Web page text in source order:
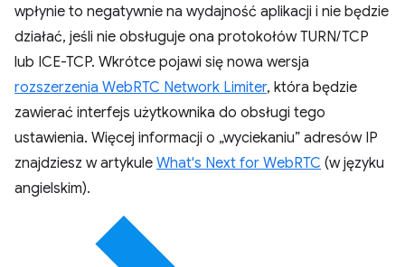
wpłynie to negatywnie na wydajność aplikacji i nie będzie
działać, jeśli nie obsługuje ona protokołów TURN/TCP
lub ICE-TCP. Wkrótce pojawi się nowa wersja
rozszerzenia WebRTC Network Limiter, która będzie
zawierać interfejs użytkownika do obsługi tego
ustawienia. Więcej informacji o „wyciekaniu” adresów IP
znajdziesz w artykule What's Next for WebRTC (w języku
angielskim).